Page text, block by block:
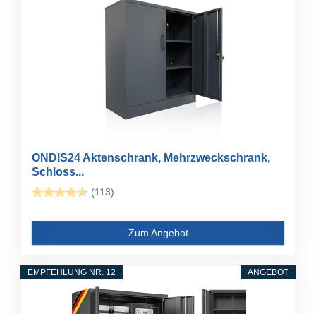
ONDIS24 Aktenschrank, Mehrzweckschrank,
Schloss...
(113)
Zum Angebot
ANGEBOT
EMPFEHLUNG NR. 12